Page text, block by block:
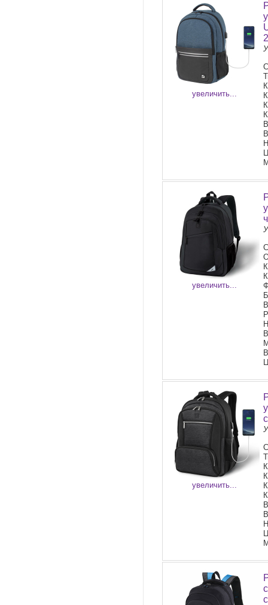
увеличить...
увеличить...
увеличить...